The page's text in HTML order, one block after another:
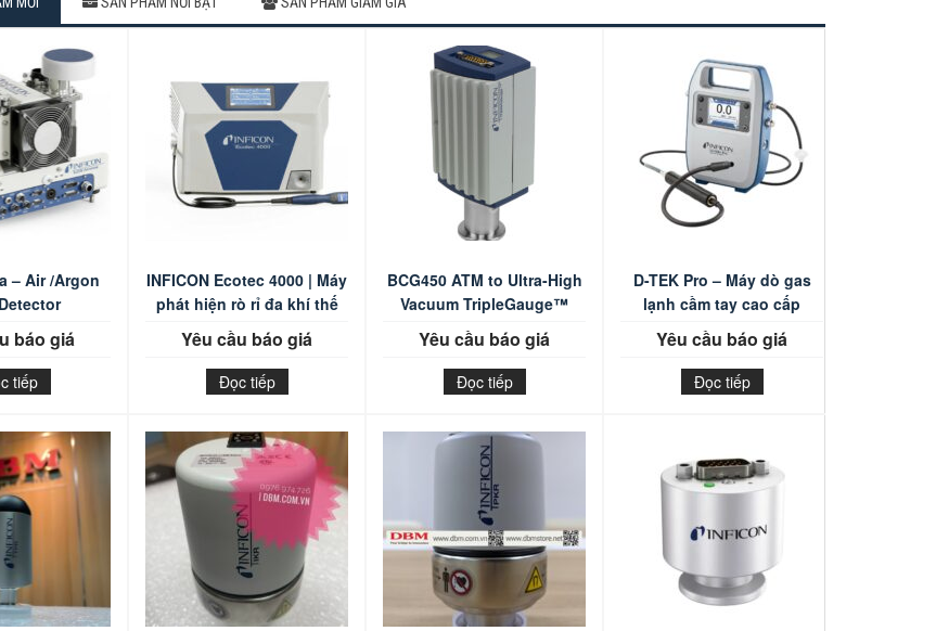
– Air /Argon
báo giá
tiếp
INFICON Ecotec 4000 | Máy
phát hiện rò rỉ đa khí thế
hệ mới
Yêu cầu báo giá
Đọc tiếp
BCG450 ATM to Ultra-High
Vacuum TripleGauge™
Yêu cầu báo giá
Đọc tiếp
D-TEK Pro – Máy dò gas
lạnh cầm tay cao cấp
Yêu cầu báo giá
Đọc tiếp